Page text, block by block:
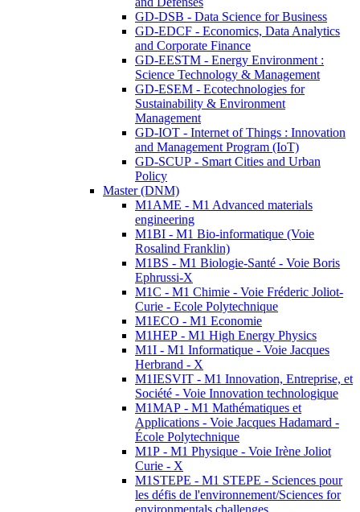
GD-DSB - Data Science for Business
GD-EDCF - Economics, Data Analytics
and Corporate Finance
GD-EESTM - Energy Environment :
Science Technology & Management
GD-ESEM - Ecotechnologies for
Sustainability & Environment
Management
GD-IOT - Internet of Things : Innovation
and Management Program (IoT)
GD-SCUP - Smart Cities and Urban
Policy
Master (DNM)
M1AME - M1 Advanced materials
engineering
M1BI - M1 Bio-informatique (Voie
Rosalind Franklin)
M1BS - M1 Biologie-Santé - Voie Boris
Ephrussi-X
M1C - M1 Chimie - Voie Fréderic Joliot-
Curie - Ecole Polytechnique
M1ECO - M1 Economie
M1HEP - M1 High Energy Physics
M1I - M1 Informatique - Voie Jacques
Herbrand - X
M1IESVIT - M1 Innovation, Entreprise, et
Société - Voie Innovation technologique
M1MAP - M1 Mathématiques et
Applications - Voie Jacques Hadamard -
École Polytechnique
M1P - M1 Physique - Voie Irène Joliot
Curie - X
M1STEPE - M1 STEPE - Sciences pour
les défis de l'environnement/Sciences for
environmentals challenges